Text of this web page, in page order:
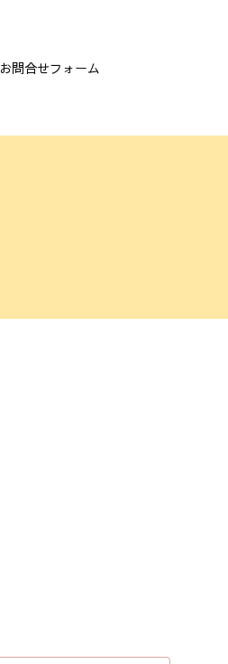
お問合せフォーム